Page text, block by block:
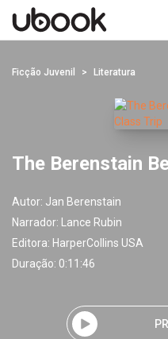
Ficção Juvenil Literatura
The Berenstain
Autor: Jan Berenstain
Narrador:
Lance Rubin
Editora: HarperCollins USA
Duração: 0:11:46